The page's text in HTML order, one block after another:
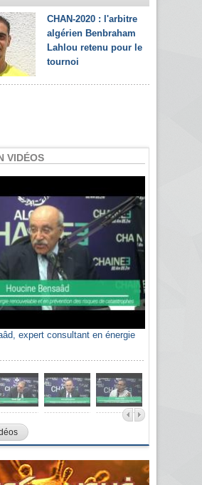
CHAN-2020 : l'arbitre
algérien Benbraham
Lahlou retenu pour le
tournoi
VIDÉOS
expert consultant en énergie